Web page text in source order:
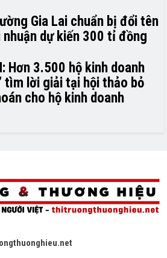
Gia Lai chuẩn bị đổi tên
dự kiến 300 tỉ đồng
Hơn 3.500 hộ kinh doanh
tìm lời giải tại hội thảo bỏ
cho hộ kinh doanh